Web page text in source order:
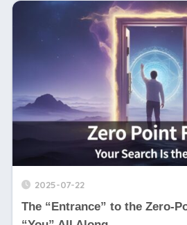
2025-07-22
The “Entrance” to the Zero-